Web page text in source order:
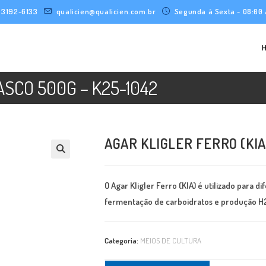
6133 qualicien@qualicien.com.br Segunda à Sexta - 08:00
500G – K25-1042
AGAR KLIGLER FERRO
O Agar Kligler Ferro (KIA) é utilizado para
fermentação de carboidratos e produção H
Categoria: MEIOS DE CULTURA